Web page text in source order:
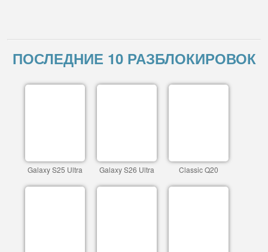
ПОСЛЕДНИЕ 10 РАЗБЛОКИРОВОК
Galaxy S25 Ultra Galaxy S26 Ultra Classic Q20